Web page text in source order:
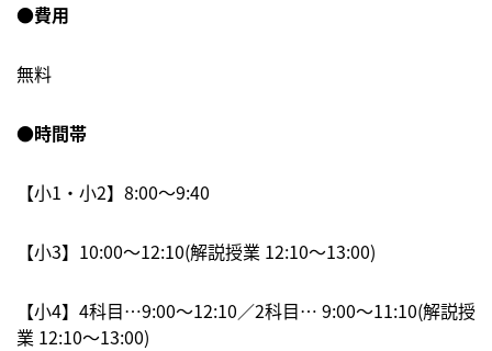
●費用
無料
●時間帯
【小1・小2】8:00〜9:40
【小3】10:00〜12:10(解説授業 12:10～13:00)
【小4】4科目…9:00〜12:10／2科目… 9:00〜11:10(解説授
業 12:10～13:00)